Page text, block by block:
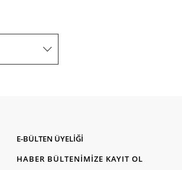
E-BÜLTEN ÜYELİĞİ
HABER BÜLTENİMİZE KAYIT OL